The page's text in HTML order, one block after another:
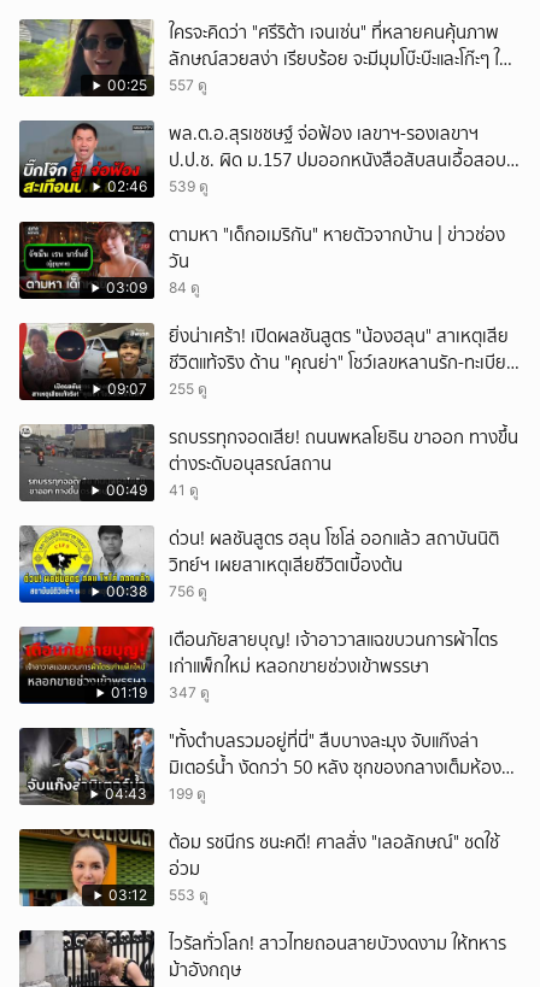
00:25
ใครจะคิดว่า "ศรีริต้า เจนเซ่น" ที่หลายคนคุ้นภาพ
ลักษณ์สวยสง่า เรียบร้อย จะมีมุมโบ๊ะบ๊ะและโก๊ะๆ ให้
ได้อมยิ้มเหมือนกัน งานนี้ทำเอาแฟนๆ ทั้งเอ็นดูทั้ง
557 ดู
02:46
พล.ต.อ.สุรเชชษฐ์ จ่อฟ้อง เลขาฯ-รองเลขาฯ
ป.ป.ช. ผิด ม.157 ปมออกหนังสือสับสนเอื้อสอบ
คดีซ้ำซ้อน
539 ดู
03:09
ตามหา "เด็กอเมริกัน" หายตัวจากบ้าน | ข่าวช่อง
วัน
84 ดู
09:07
ยิ่งน่าเศร้า! เปิดผลชันสูตร "น้องฮลุน" สาเหตุเสีย
ชีวิตแท้จริง ด้าน "คุณย่า" โชว์เลขหลานรัก-ทะเบียน
รถเคลื่อนร่าง!
255 ดู
00:49
รถบรรทุกจอดเสีย! ถนนพหลโยธิน ขาออก ทางขึ้น
ต่างระดับอนุสรณ์สถาน
41 ดู
00:38
ด่วน! ผลชันสูตร ฮลุน โซโล่ ออกแล้ว สถาบันนิติ
วิทย์ฯ เผยสาเหตุเสียชีวิตเบื้องต้น
756 ดู
01:19
เตือนภัยสายบุญ! เจ้าอาวาสแฉขบวนการผ้าไตร
เก่าแพ็กใหม่ หลอกขายช่วงเข้าพรรษา
347 ดู
04:43
"ทั้งตำบลรวมอยู่ที่นี่" สืบบางละมุง จับแก๊งล่า
มิเตอร์น้ำ งัดกว่า 50 หลัง ซุกของกลางเต็มห้อง
สารภาพขายหาเงินซื้อยา จ.ชลบุรี
199 ดู
03:12
ต้อม รชนีกร ชนะคดี! ศาลสั่ง "เลอลักษณ์" ชดใช้
อ่วม
553 ดู
ไวรัลทั่วโลก! สาวไทยถอนสายบัวงดงาม ให้ทหาร
ม้าอังกฤษ